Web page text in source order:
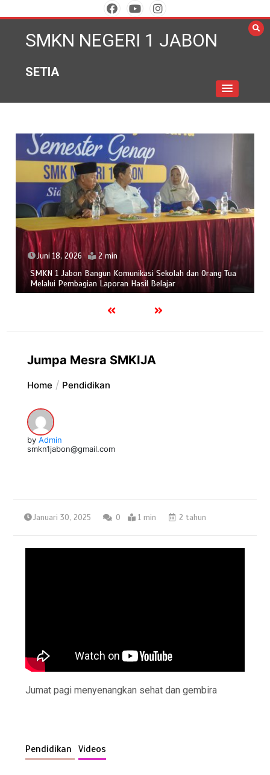
to
contentSMKN NEGERI 1 JABON
SETIA
Juni 18, 2026 2 min
SMKN 1 Jabon Bangun Komunikasi Sekolah dan Orang Tua
Melalui Pembagian Laporan Hasil Belajar
Jumpa Mesra SMKIJA
Home Pendidikan
by Admin
smkn1jabon@gmail.com
Januari 30, 2025 0 1 min 2 tahun
Jumat pagi menyenangkan sehat dan gembira
Pendidikan Videos